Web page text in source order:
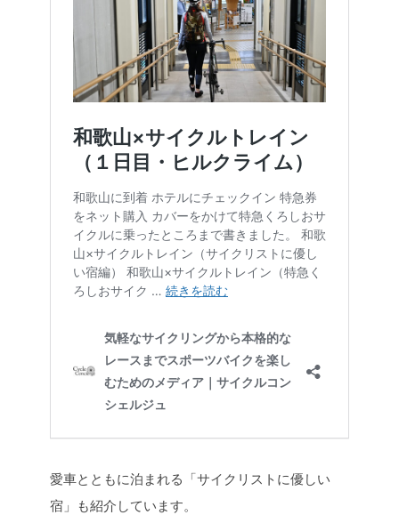
愛車とともに泊まれる「サイクリストに優しい
宿」も紹介しています。